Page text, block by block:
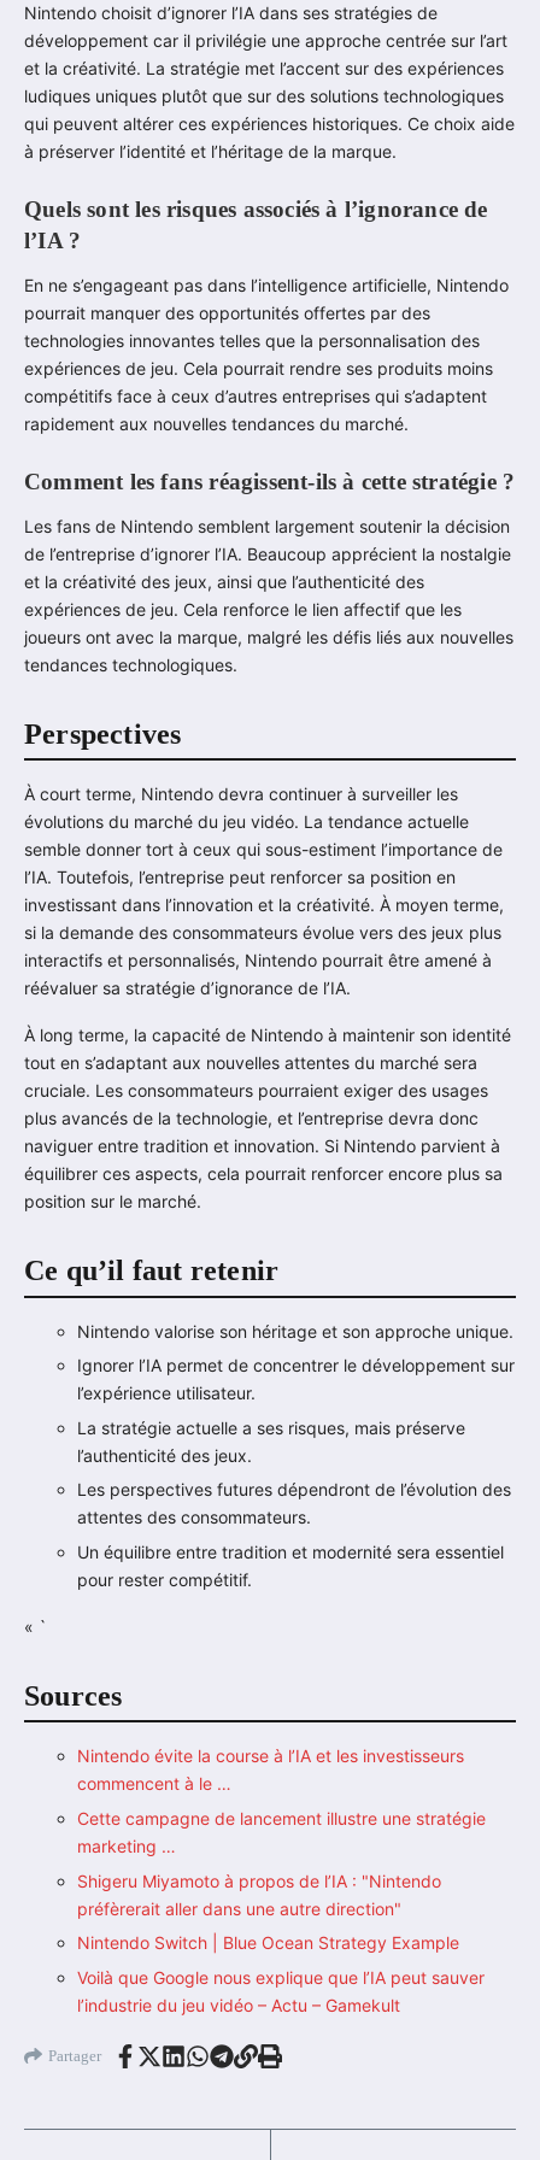
Nintendo choisit d’ignorer l’IA dans ses stratégies de
développement car il privilégie une approche centrée sur l’art
et la créativité. La stratégie met l’accent sur des expériences
ludiques uniques plutôt que sur des solutions technologiques
qui peuvent altérer ces expériences historiques. Ce choix aide
à préserver l’identité et l’héritage de la marque.
Quels sont les risques associés à l’ignorance de
l’IA ?
En ne s’engageant pas dans l’intelligence artificielle, Nintendo
pourrait manquer des opportunités offertes par des
technologies innovantes telles que la personnalisation des
expériences de jeu. Cela pourrait rendre ses produits moins
compétitifs face à ceux d’autres entreprises qui s’adaptent
rapidement aux nouvelles tendances du marché.
Comment les fans réagissent-ils à cette stratégie ?
Les fans de Nintendo semblent largement soutenir la décision
de l’entreprise d’ignorer l’IA. Beaucoup apprécient la nostalgie
et la créativité des jeux, ainsi que l’authenticité des
expériences de jeu. Cela renforce le lien affectif que les
joueurs ont avec la marque, malgré les défis liés aux nouvelles
tendances technologiques.
Perspectives
À court terme, Nintendo devra continuer à surveiller les
évolutions du marché du jeu vidéo. La tendance actuelle
semble donner tort à ceux qui sous-estiment l’importance de
l’IA. Toutefois, l’entreprise peut renforcer sa position en
investissant dans l’innovation et la créativité. À moyen terme,
si la demande des consommateurs évolue vers des jeux plus
interactifs et personnalisés, Nintendo pourrait être amené à
réévaluer sa stratégie d’ignorance de l’IA.
À long terme, la capacité de Nintendo à maintenir son identité
tout en s’adaptant aux nouvelles attentes du marché sera
cruciale. Les consommateurs pourraient exiger des usages
plus avancés de la technologie, et l’entreprise devra donc
naviguer entre tradition et innovation. Si Nintendo parvient à
équilibrer ces aspects, cela pourrait renforcer encore plus sa
position sur le marché.
Ce qu’il faut retenir
Nintendo valorise son héritage et son approche unique.
Ignorer l’IA permet de concentrer le développement sur
l’expérience utilisateur.
La stratégie actuelle a ses risques, mais préserve
l’authenticité des jeux.
Les perspectives futures dépendront de l’évolution des
attentes des consommateurs.
Un équilibre entre tradition et modernité sera essentiel
pour rester compétitif.
« `
Sources
Nintendo évite la course à l’IA et les investisseurs
commencent à le …
Cette campagne de lancement illustre une stratégie
marketing …
Shigeru Miyamoto à propos de l’IA : "Nintendo
préfèrerait aller dans une autre direction"
Nintendo Switch | Blue Ocean Strategy Example
Voilà que Google nous explique que l’IA peut sauver
l’industrie du jeu vidéo – Actu – Gamekult
Partager